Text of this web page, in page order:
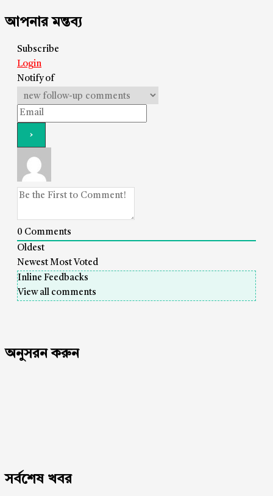
আপনার মন্তব্য
Subscribe
Login
Notify of
0 Comments
Oldest
Newest Most Voted
Inline Feedbacks
View all comments
অনুসরন করুন
সর্বশেষ খবর